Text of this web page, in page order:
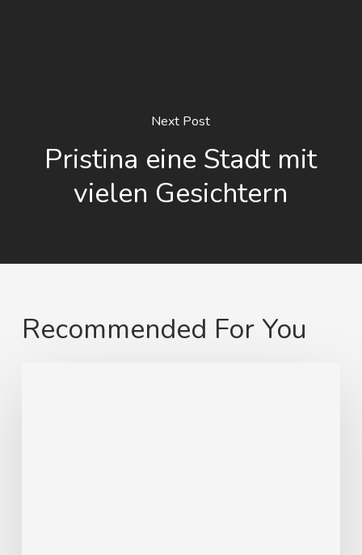
Next Post
Pristina eine Stadt mit
vielen Gesichtern
Recommended For You